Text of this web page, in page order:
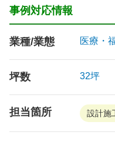
事例対応情報
業種/業態 医療・
坪数 32坪
担当箇所 設計施